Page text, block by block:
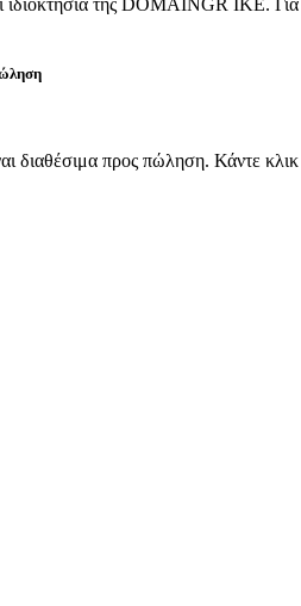
της DOMAINGR ΙΚΕ.
διαθέσιμα προς πώληση. Κάντε